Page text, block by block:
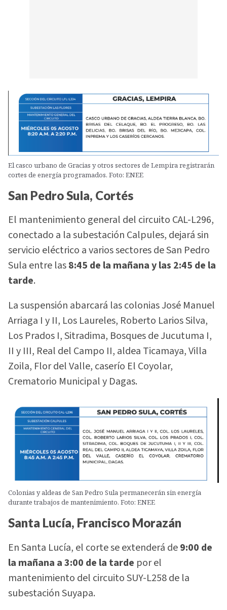
El casco urbano de Gracias y otros sectores de Lempira registrarán
cortes de energía programados. Foto: ENEE
San Pedro Sula, Cortés
El mantenimiento general del circuito CAL-L296,
conectado a la subestación Calpules, dejará sin
servicio eléctrico a varios sectores de San Pedro
Sula entre las8:45 de la mañana y las 2:45 de la
tarde.
La suspensión abarcará las colonias José Manuel
Arriaga I y II, Los Laureles, Roberto Larios Silva,
Los Prados I, Sitradima, Bosques de Jucutuma I,
II y III, Real del Campo II, aldea Ticamaya, Villa
Zoila, Flor del Valle, caserío El Coyolar,
Crematorio Municipal y Dagas.
Colonias y aldeas de San Pedro Sula permanecerán sin energía
durante trabajos de mantenimiento. Foto: ENEE
Santa Lucía, Francisco Morazán
En Santa Lucía, el corte se extenderá de9:00 de
la mañana a 3:00 de la tarde por el
mantenimiento del circuito SUY-L258 de la
subestación Suyapa.